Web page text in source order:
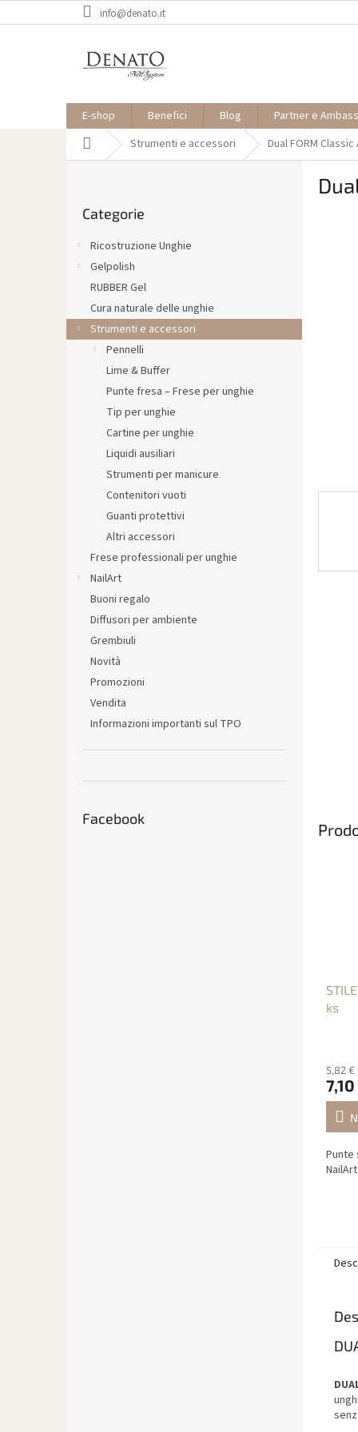
al
info@denato.it
E-shop Benefici Blog Partner e
Casa Strumenti e accessori Dual FORM
a
le
Categorie
Ricostruzione Unghie
Gelpolish
RUBBER Gel
Cura naturale delle unghie
Strumenti e accessori
Pennelli
Lime & Buffer
Punte fresa – Frese per unghie
Tip per unghie
Cartine per unghie
Liquidi ausiliari
Strumenti per manicure
Contenitori vuoti
Guanti protettivi
Altri accessori
Frese professionali per unghie
NailArt
Buoni regalo
Diffusori per ambiente
Grembiuli
Novità
Promozioni
Vendita
Informazioni importanti sul TPO
Facebook
ks
5,82 €
Punte
NailArt